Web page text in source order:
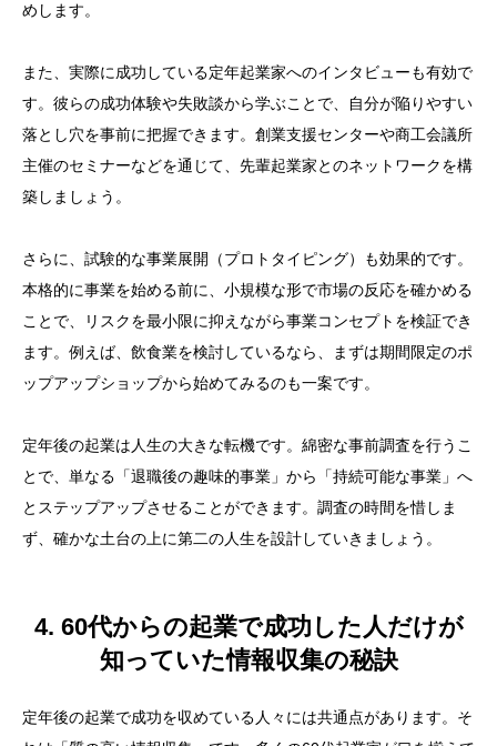
めします。
また、実際に成功している定年起業家へのインタビューも有効で
す。彼らの成功体験や失敗談から学ぶことで、自分が陥りやすい
落とし穴を事前に把握できます。創業支援センターや商工会議所
主催のセミナーなどを通じて、先輩起業家とのネットワークを構
築しましょう。
さらに、試験的な事業展開（プロトタイピング）も効果的です。
本格的に事業を始める前に、小規模な形で市場の反応を確かめる
ことで、リスクを最小限に抑えながら事業コンセプトを検証でき
ます。例えば、飲食業を検討しているなら、まずは期間限定のポ
ップアップショップから始めてみるのも一案です。
定年後の起業は人生の大きな転機です。綿密な事前調査を行うこ
とで、単なる「退職後の趣味的事業」から「持続可能な事業」へ
とステップアップさせることができます。調査の時間を惜しま
ず、確かな土台の上に第二の人生を設計していきましょう。
4. 60代からの起業で成功した人だけが
知っていた情報収集の秘訣
定年後の起業で成功を収めている人々には共通点があります。そ